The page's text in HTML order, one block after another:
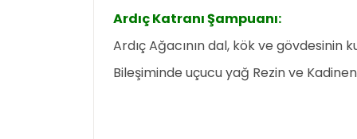
Ardıç Katranı Şampuanı:
Ardıç Ağacının dal, kök ve gövdesinin
Bileşiminde uçucu yağ Rezin ve